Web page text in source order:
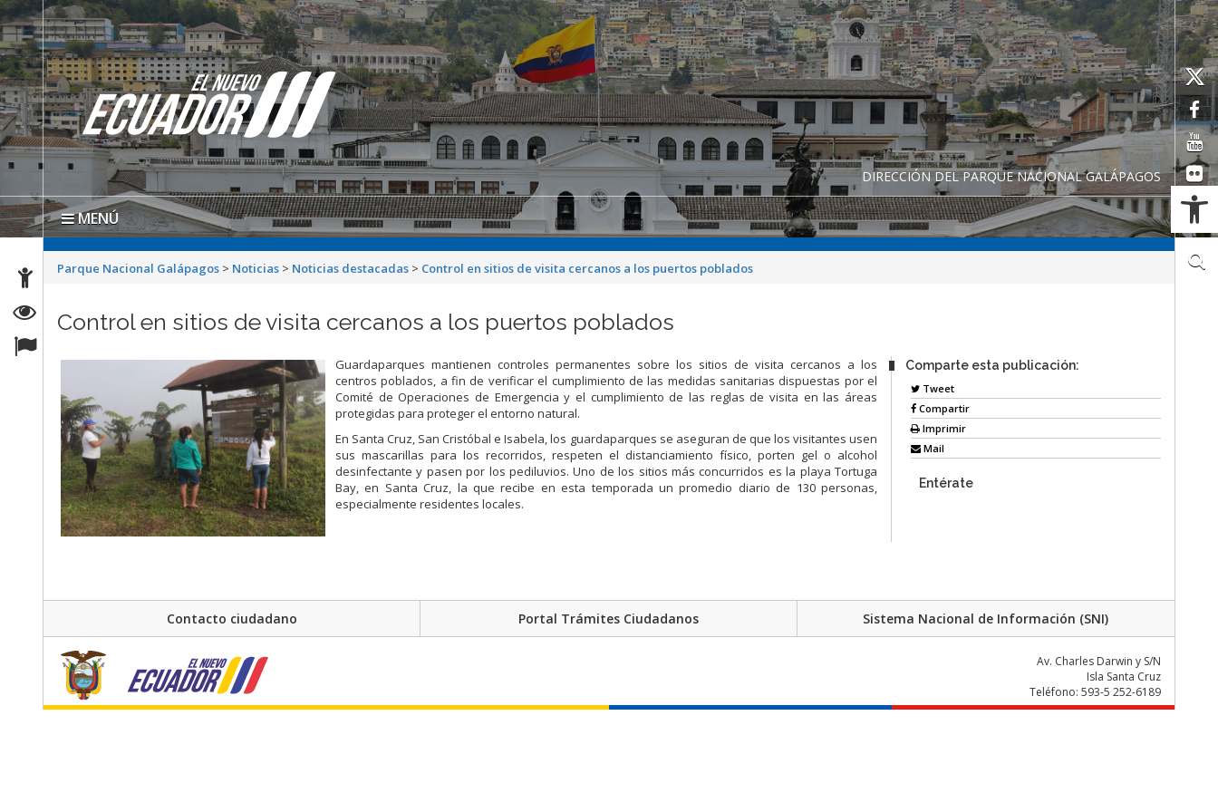
DIRECCIÓN DEL PARQUE NACIONAL GALÁPAGOS
MENÚ
Parque Nacional Galápagos > Noticias > Noticias destacadas > Control en sitios de visita cercanos a los puertos poblados
Control en sitios de visita cercanos a los puertos poblados
Guardaparques mantienen controles permanentes sobre los sitios de visita cercanos a los
centros poblados, a fin de verificar el cumplimiento de las medidas sanitarias dispuestas por el
Comité de Operaciones de Emergencia y el cumplimiento de las reglas de visita en las áreas
protegidas para proteger el entorno natural.
En Santa Cruz, San Cristóbal e Isabela, los guardaparques se aseguran de que los visitantes usen
sus mascarillas para los recorridos, respeten el distanciamiento físico, porten gel o alcohol
desinfectante y pasen por los pediluvios. Uno de los sitios más concurridos es la playa Tortuga
Bay, en Santa Cruz, la que recibe en esta temporada un promedio diario de 130 personas,
especialmente residentes locales.
Comparte esta publicación:
Tweet
Compartir
Imprimir
Mail
Entérate
Contacto ciudadano Portal Trámites Ciudadanos Sistema Nacional de Información (SNI)
Av. Charles Darwin y S/N
Isla Santa Cruz
Teléfono: 593-5 252-6189